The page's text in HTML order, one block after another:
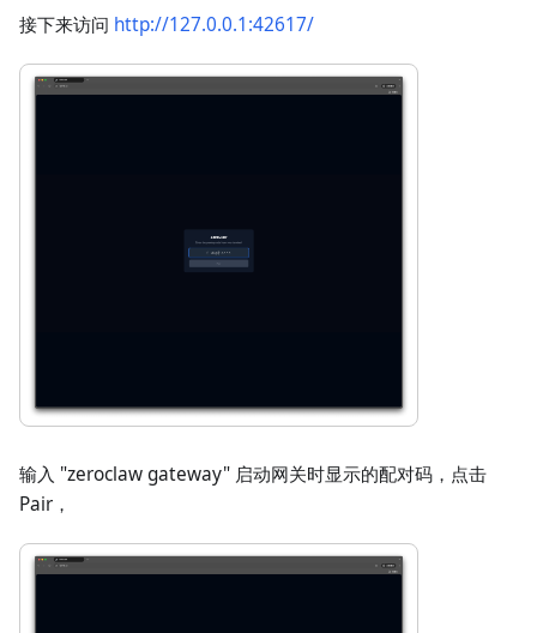
接下来访问 http://127.0.0.1:42617/
输入 "zeroclaw gateway" 启动网关时显示的配对码，点击
Pair，